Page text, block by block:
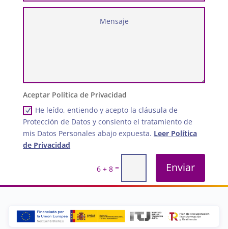
Aceptar Política de Privacidad
He leído, entiendo y acepto la cláusula de
Protección de Datos y consiento el tratamiento de
mis Datos Personales abajo expuesta. Leer Política
de Privacidad
6 + 8 = Enviar